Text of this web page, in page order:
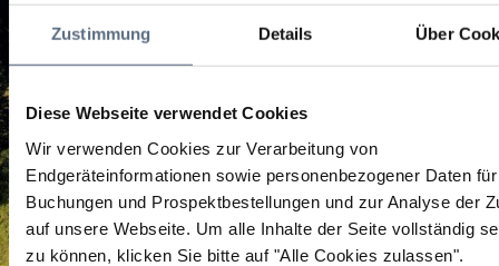
Zustimmung Details Über
Diese Webseite verwendet Cookies
Wir verwenden Cookies zur Verarbeitung von
Endgeräteinformationen sowie personenbezogener Daten
Buchungen und Prospektbestellungen und zur Analyse der
auf unsere Webseite. Um alle Inhalte der Seite vollständig
zu können, klicken Sie bitte auf "Alle Cookies zulassen".